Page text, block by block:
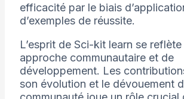
efficacité par le biais
d’exemples de réussite.
L’esprit de Sci-kit learn se
approche communautaire et de
développement. Les
son évolution et le dévouement